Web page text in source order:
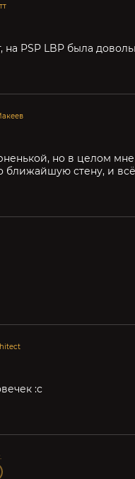
на PSP LBP была
но в целом
ближайшую стену, и
:с